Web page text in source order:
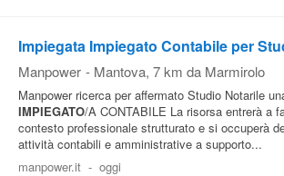
Impiegata Impiegato Contabile per
Manpower - Mantova, 7 km da Marmirolo
Manpower ricerca per affermato Studio Notarile
IMPIEGATO/A CONTABILE La risorsa entrerà a
contesto professionale strutturato e si occuperà
attività contabili e amministrative a supporto...
manpower.it - oggi